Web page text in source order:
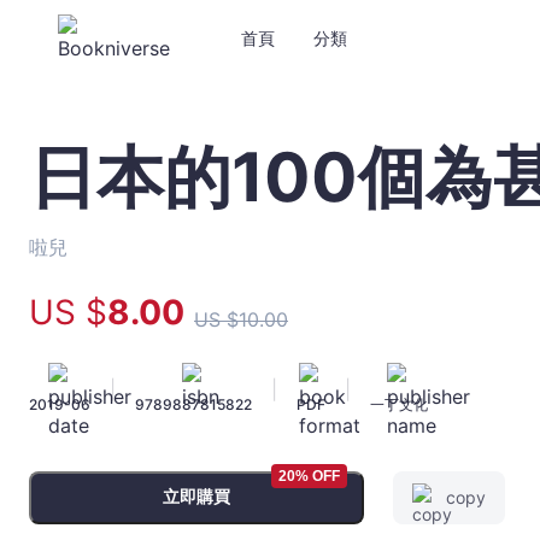
首頁 分類
日
本
的
100
為
甚
-
兒
文
日本的100個為
啦兒
US $8.00 US $10.00
2019-06
|
9789887815822 PDF 一丁文化
立即購買
20% OFF
copy